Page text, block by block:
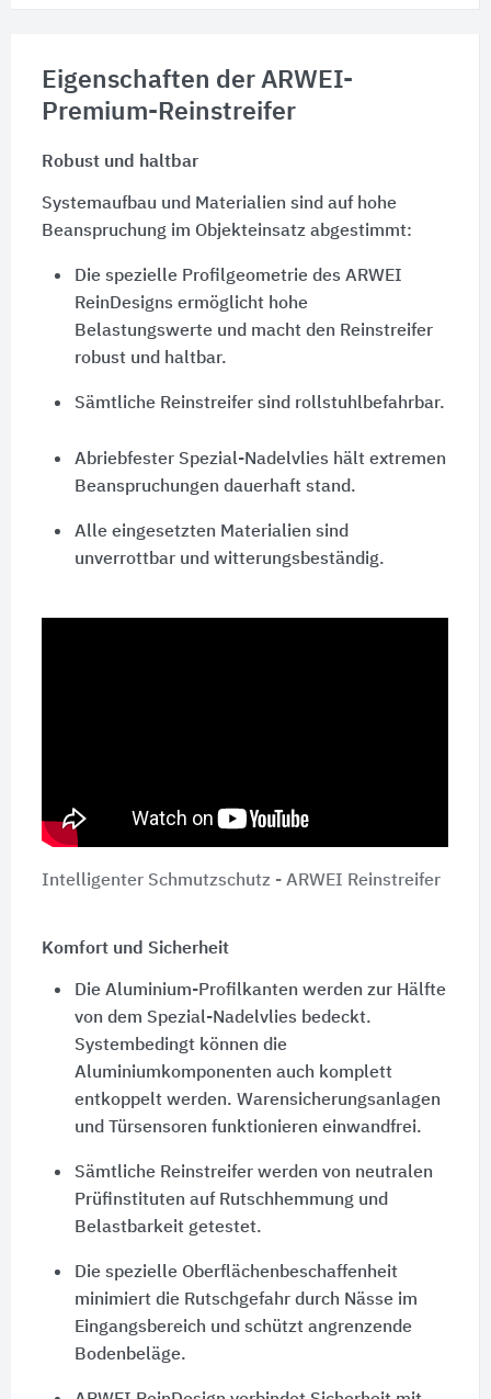
Eigenschaften der ARWEI-
Premium-Reinstreifer
Robust und haltbar
Systemaufbau und Materialien sind auf hohe
Beanspruchung im Objekteinsatz abgestimmt:
Die spezielle Profilgeometrie des ARWEI
ReinDesigns ermöglicht hohe
Belastungswerte und macht den Reinstreifer
robust und haltbar.
Sämtliche Reinstreifer sind rollstuhlbefahrbar.
Abriebfester Spezial-Nadelvlies hält extremen
Beanspruchungen dauerhaft stand.
Alle eingesetzten Materialien sind
unverrottbar und witterungsbeständig.
Intelligenter Schmutzschutz - ARWEI Reinstreifer
Komfort und Sicherheit
Die Aluminium-Profilkanten werden zur Hälfte
von dem Spezial-Nadelvlies bedeckt.
Systembedingt können die
Aluminiumkomponenten auch komplett
entkoppelt werden. Warensicherungsanlagen
und Türsensoren funktionieren einwandfrei.
Sämtliche Reinstreifer werden von neutralen
Prüfinstituten auf Rutschhemmung und
Belastbarkeit getestet.
Die spezielle Oberflächenbeschaffenheit
minimiert die Rutschgefahr durch Nässe im
Eingangsbereich und schützt angrenzende
Bodenbeläge.